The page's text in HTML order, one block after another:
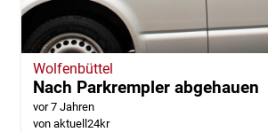
Wolfenbüttel
Nach Parkrempler abgehauen
vor 7 Jahren
von aktuell24kr